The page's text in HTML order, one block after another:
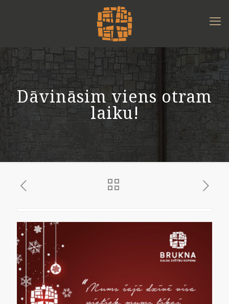
Dāvināsim viens otram
laiku!